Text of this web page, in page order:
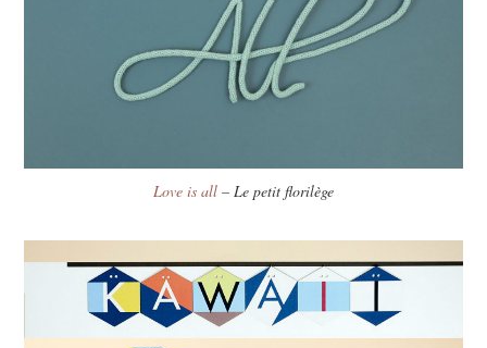
Love is all – Le petit florilège